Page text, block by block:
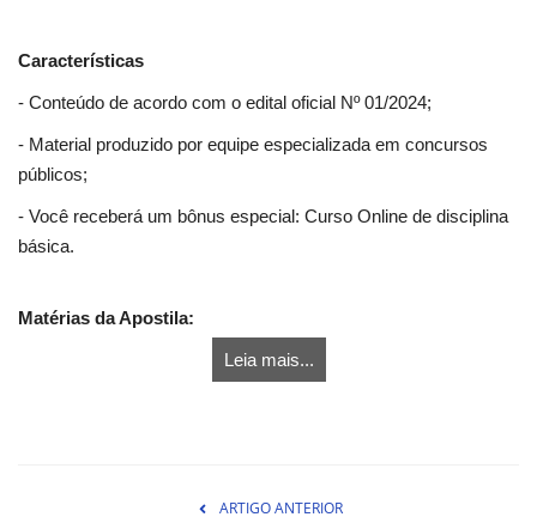
Características
- Conteúdo de acordo com o edital oficial Nº 01/2024;
- Material produzido por equipe especializada em concursos
públicos;
- Você receberá um bônus especial: Curso Online de disciplina
básica.
Matérias da Apostila:
Leia mais...
ARTIGO ANTERIOR